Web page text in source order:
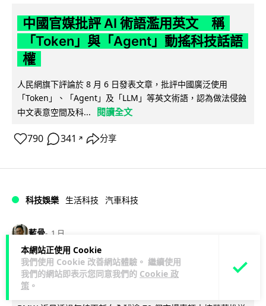
本網站正使用 Cookie
我們使用 Cookie 改善網站體驗。 繼續使用
我們的網站即表示您同意我們的 Cookie 政
策 。
中國官媒批評 AI 術語濫用英文 稱
「Token」與「Agent」動搖科技話語
權
人民網旗下評論於 8 月 6 日發表文章，批評中國廣泛使用
「Token」、「Agent」及「LLM」等英文術語，認為做法侵蝕
中文表意空間及科...
閱讀全文
790 341 ↗ 分享
科技娛樂 生活科技 汽車科技
藍骨 1 日
BMW 車廂熒幕強推蜘蛛俠電影廣告
車主怒轟堪比 iTunes 送 U2 專輯翻版